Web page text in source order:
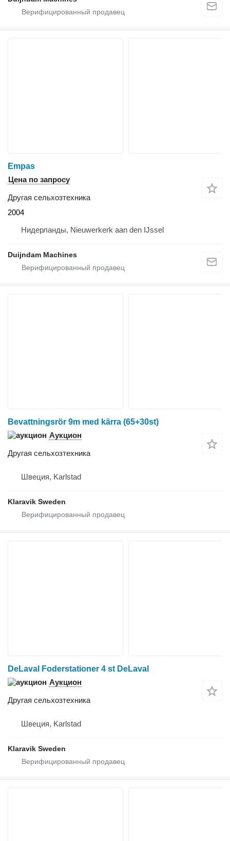
Empas
Цена по запросу
Другая сельхозтехника
2004
Нидерланды, Nieuwerkerk aan den IJssel
Duijndam Machines
Bevattningsrör 9m med kärra (65+30st)
Аукцион
Другая сельхозтехника
Швеция, Karlstad
Klaravik Sweden
DeLaval Foderstationer 4 st DeLaval
Аукцион
Другая сельхозтехника
Швеция, Karlstad
Klaravik Sweden